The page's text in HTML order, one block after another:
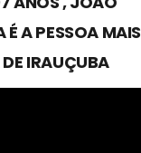
É A PESSOA MAIS
IRAUÇUBA